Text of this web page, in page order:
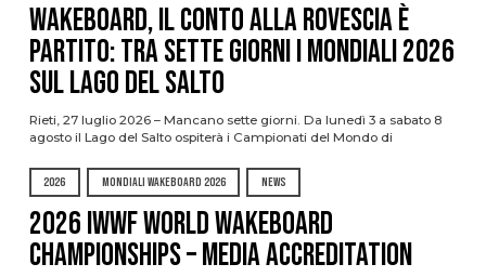
Wakeboard, il conto alla rovescia è
partito: tra sette giorni i Mondiali 2026
sul Lago del Salto
Rieti, 27 luglio 2026 – Mancano sette giorni. Da lunedì 3 a sabato 8
agosto il Lago del Salto ospiterà i Campionati del Mondo di
2026 MONDIALI WAKEBOARD 2026 NEWS
2026 IWWF WORLD WAKEBOARD
CHAMPIONSHIPS – MEDIA ACCREDITATION